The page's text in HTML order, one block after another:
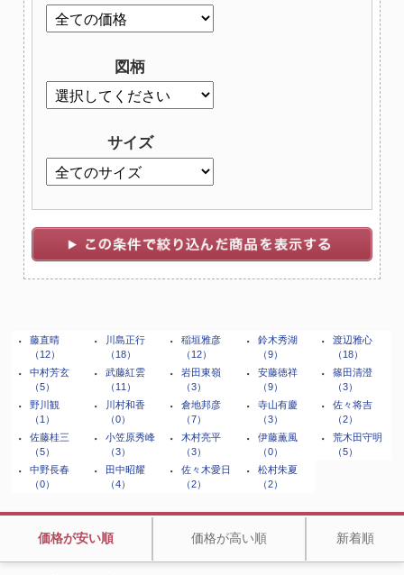
図柄
サイズ
・
藤直晴
（12）
・
川島正行
（18）
・
稲垣雅彦
（12）
・
鈴木秀湖
（9）
・
渡辺雅心
（18）
・
中村芳玄
（5）
・
武藤紅雲
（11）
・
岩田東嶺
（3）
・
安藤徳祥
（9）
・
篠田清澄
（3）
・
野川観
（1）
・
川村和香
（0）
・
倉地邦彦
（7）
・
寺山有慶
（3）
・
佐々将吉
（2）
・
佐藤桂三
（5）
・
小笠原秀峰
（3）
・
木村亮平
（3）
・
伊藤薫風
（0）
・
荒木田守明
（5）
・
中野長春
（0）
・
田中昭耀
（4）
・
佐々木愛日
（2）
・
松村朱夏
（2）
価格が安い順 価格が高い順 新着順